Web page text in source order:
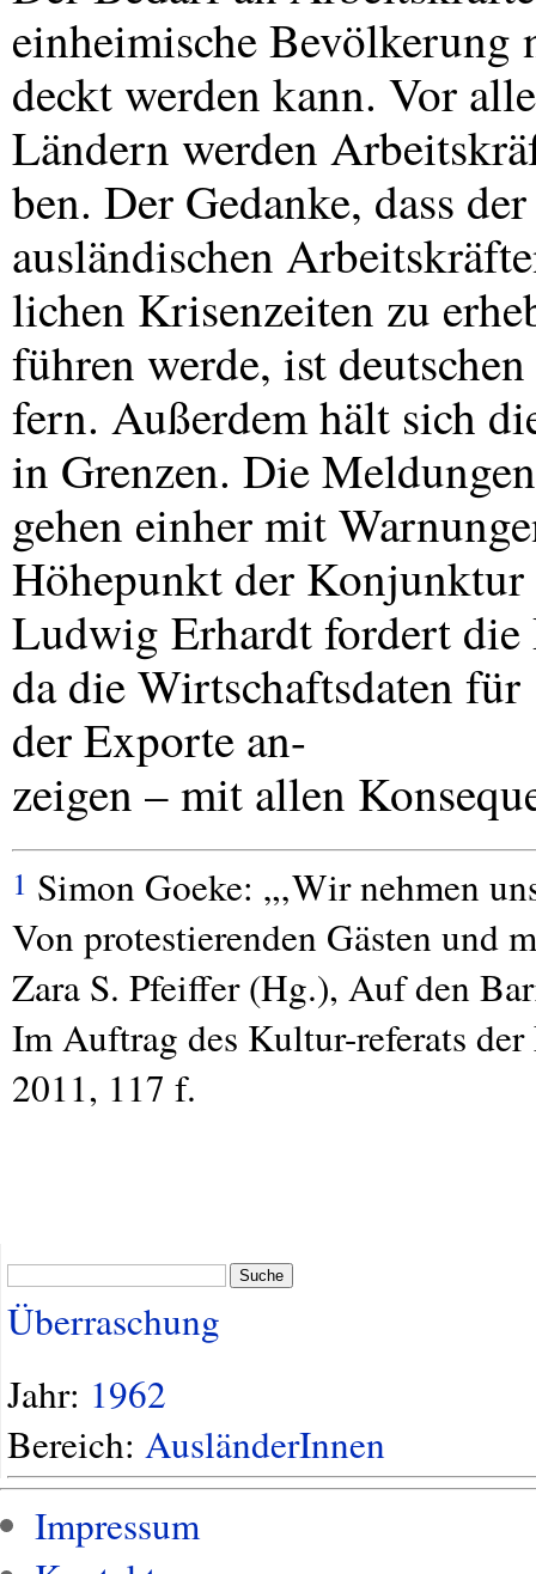
einheimische Bevölkerung
deckt werden kann. Vor
Ländern werden
ben. Der Gedanke, dass
ausländischen
lichen Krisenzeiten zu
führen werde, ist
fern. Außerdem hält sich
in Grenzen. Die
gehen einher mit
Höhepunkt der
Ludwig Erhardt fordert die
da die Wirtschaftsdaten
der Exporte an-
zeigen – mit allen
1 Simon Goeke: „‚Wir nehmen
Von protestierenden Gästen und
Zara S. Pfeiffer (Hg.), Auf den
Im Auftrag des Kultur-referats
2011, 117 f.
Suche
Überraschung
Jahr: 1962
Bereich: AusländerInnen
Impressum